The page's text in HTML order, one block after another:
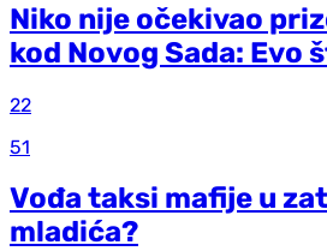
Niko nije očekivao
kod Novog Sada: Evo
22
51
Vođa taksi mafije u
mladića?